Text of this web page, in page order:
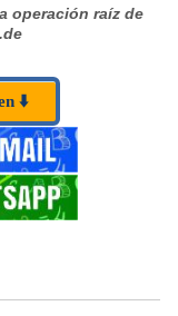
operación raíz de
⬇️